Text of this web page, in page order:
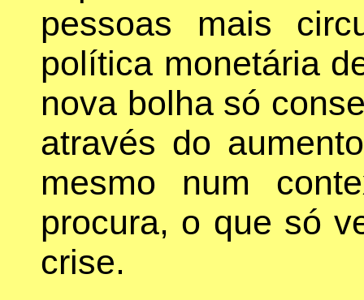
pessoas mais
política monetária
nova bolha só
através do
mesmo num
procura, o que só
crise.